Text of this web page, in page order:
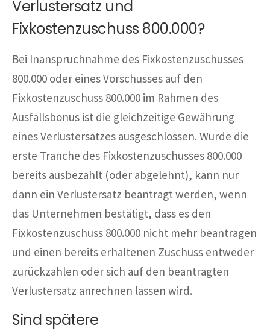
Verlustersatz und
Fixkostenzuschuss 800.000?
Bei Inanspruchnahme des Fixkostenzuschusses
800.000 oder eines Vorschusses auf den
Fixkostenzuschuss 800.000 im Rahmen des
Ausfallsbonus ist die gleichzeitige Gewährung
eines Verlustersatzes ausgeschlossen. Wurde die
erste Tranche des Fixkostenzuschusses 800.000
bereits ausbezahlt (oder abgelehnt), kann nur
dann ein Verlustersatz beantragt werden, wenn
das Unternehmen bestätigt, dass es den
Fixkostenzuschuss 800.000 nicht mehr beantragen
und einen bereits erhaltenen Zuschuss entweder
zurückzahlen oder sich auf den beantragten
Verlustersatz anrechnen lassen wird.
Sind spätere